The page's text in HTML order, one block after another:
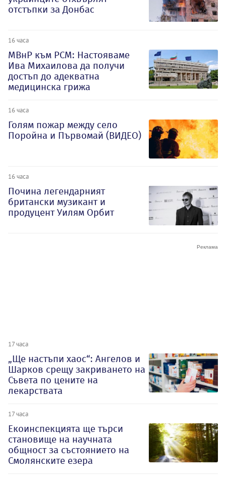
отстъпки за Донбас
16 часа
МВнР към РСМ: Настояваме
Ива Михаилова да получи
достъп до адекватна
медицинска грижа
16 часа
Голям пожар между село
Поройна и Първомай (ВИДЕО)
16 часа
Почина легендарният
британски музикант и
продуцент Уилям Орбит
17 часа
„Ще настъпи хаос“: Ангелов и
Шарков срещу закриването на
Съвета по цените на
лекарствата
17 часа
Екоинспекцията ще търси
становище на научната
общност за състоянието на
Смолянските езера